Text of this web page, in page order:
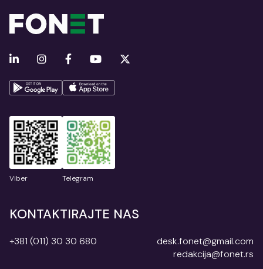
Viber Telegram
KONTAKTIRAJTE NAS
+381 (011) 30 30 680
desk.fonet@gmail.com
redakcija@fonet.rs